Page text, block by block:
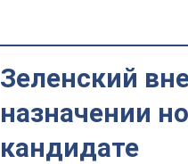
Зеленский
назначении
кандидате